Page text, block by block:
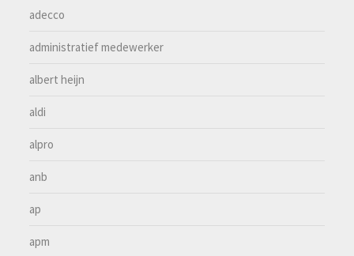
adecco
administratief medewerker
albert heijn
aldi
alpro
anb
ap
apm